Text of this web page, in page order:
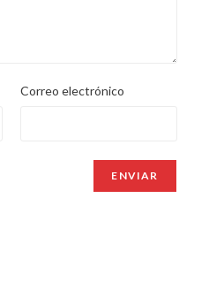
Correo electrónico